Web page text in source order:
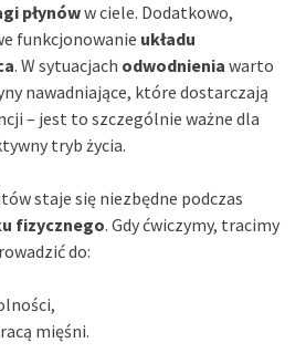
płynóww ciele. Dodatkowo,
funkcjonowanie układu
. W sytuacjach odwodnienia warto
nawadniające, które dostarczają
– jest to szczególnie ważne dla
tryb życia.
staje się niezbędne podczas
fizycznego. Gdy ćwiczymy, tracimy
do:
mięśni.